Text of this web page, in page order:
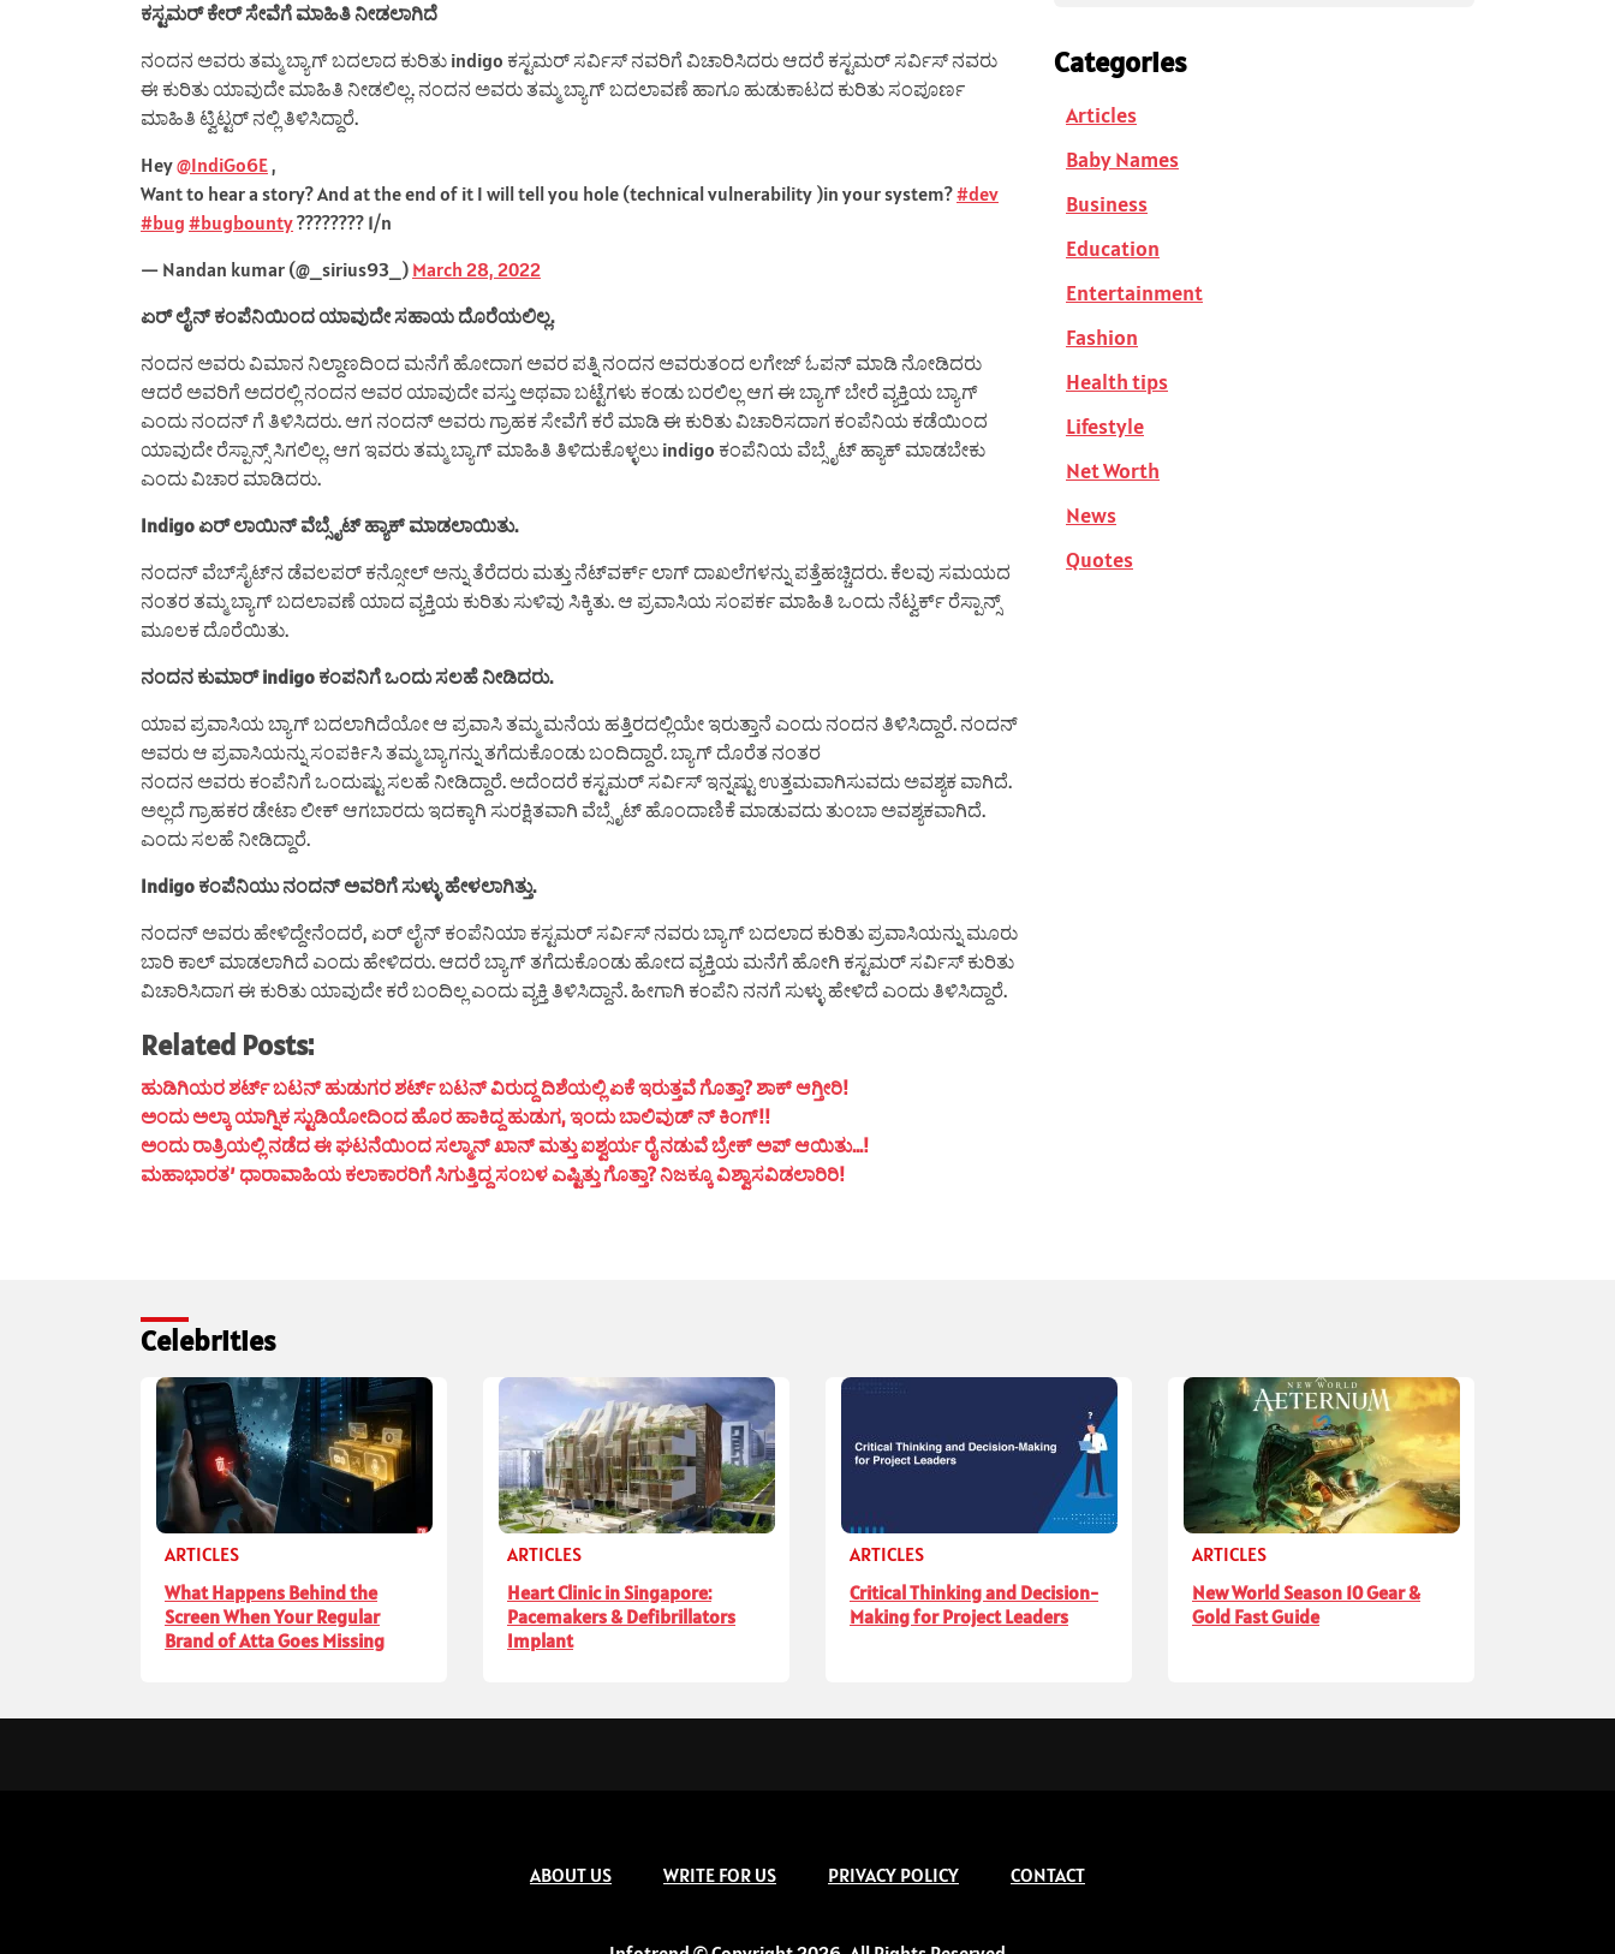
ಕಸ್ಟಮರ್ ಕೇರ್ ಸೇವೆಗೆ ಮಾಹಿತಿ ನೀಡಲಾಗಿದೆ
ನಂದನ ಅವರು ತಮ್ಮ ಬ್ಯಾಗ್ ಬದಲಾದ ಕುರಿತು indigo ಕಸ್ಟಮರ್ ಸರ್ವಿಸ್ ನವರಿಗೆ ವಿಚಾರಿಸಿದರು ಆದರೆ ಕಸ್ಟಮರ್ ಸರ್ವಿಸ್ ನವರು
ಈ ಕುರಿತು ಯಾವುದೇ ಮಾಹಿತಿ ನೀಡಲಿಲ್ಲ. ನಂದನ ಅವರು ತಮ್ಮ ಬ್ಯಾಗ್ ಬದಲಾವಣೆ ಹಾಗೂ ಹುಡುಕಾಟದ ಕುರಿತು ಸಂಪೂರ್ಣ
ಮಾಹಿತಿ ಟ್ವಿಟ್ಟರ್ ನಲ್ಲಿ ತಿಳಿಸಿದ್ದಾರೆ.
Hey@IndiGo6E,
Want to hear a story? And at the end of it I will tell you hole (technical vulnerability )in your system?#dev
#bug #bugbounty???????? 1/n
— Nandan kumar (@_sirius93_) March 28, 2022
ಏರ್ ಲೈನ್ ಕಂಪೆನಿಯಿಂದ ಯಾವುದೇ ಸಹಾಯ ದೊರೆಯಲಿಲ್ಲ.
ನಂದನ ಅವರು ವಿಮಾನ ನಿಲ್ದಾಣದಿಂದ ಮನೆಗೆ ಹೋದಾಗ ಅವರ ಪತ್ನಿ ನಂದನ ಅವರುತಂದ ಲಗೇಜ್ ಓಪನ್ ಮಾಡಿ ನೋಡಿದರು
ಆದರೆ ಅವರಿಗೆ ಅದರಲ್ಲಿ ನಂದನ ಅವರ ಯಾವುದೇ ವಸ್ತು ಅಥವಾ ಬಟ್ಟೆಗಳು ಕಂಡು ಬರಲಿಲ್ಲ ಆಗ ಈ ಬ್ಯಾಗ್ ಬೇರೆ ವ್ಯಕ್ತಿಯ ಬ್ಯಾಗ್
ಎಂದು ನಂದನ್ ಗೆ ತಿಳಿಸಿದರು. ಆಗ ನಂದನ್ ಅವರು ಗ್ರಾಹಕ ಸೇವೆಗೆ ಕರೆ ಮಾಡಿ ಈ ಕುರಿತು ವಿಚಾರಿಸದಾಗ ಕಂಪೆನಿಯ ಕಡೆಯಿಂದ
ಯಾವುದೇ ರೆಸ್ಪಾನ್ಸ್ ಸಿಗಲಿಲ್ಲ. ಆಗ ಇವರು ತಮ್ಮ ಬ್ಯಾಗ್ ಮಾಹಿತಿ ತಿಳಿದುಕೊಳ್ಳಲು indigo ಕಂಪೆನಿಯ ವೆಬ್ಸೈಟ್ ಹ್ಯಾಕ್ ಮಾಡಬೇಕು
ಎಂದು ವಿಚಾರ ಮಾಡಿದರು.
Indigo ಏರ್ ಲಾಯಿನ್ ವೆಬ್ಸೈಟ್ ಹ್ಯಾಕ್ ಮಾಡಲಾಯಿತು.
ನಂದನ್ ವೆಬ್‌ಸೈಟ್‌ನ ಡೆವಲಪರ್ ಕನ್ಸೋಲ್ ಅನ್ನು ತೆರೆದರು ಮತ್ತು ನೆಟ್‌ವರ್ಕ್ ಲಾಗ್ ದಾಖಲೆಗಳನ್ನು ಪತ್ತೆಹಚ್ಚಿದರು. ಕೆಲವು ಸಮಯದ
ನಂತರ ತಮ್ಮ ಬ್ಯಾಗ್ ಬದಲಾವಣೆ ಯಾದ ವ್ಯಕ್ತಿಯ ಕುರಿತು ಸುಳಿವು ಸಿಕ್ಕಿತು. ಆ ಪ್ರವಾಸಿಯ ಸಂಪರ್ಕ ಮಾಹಿತಿ ಒಂದು ನೆಟ್ವರ್ಕ್ ರೆಸ್ಪಾನ್ಸ್
ಮೂಲಕ ದೊರೆಯಿತು.
ನಂದನ ಕುಮಾರ್ indigo ಕಂಪನಿಗೆ ಒಂದು ಸಲಹೆ ನೀಡಿದರು.
ಯಾವ ಪ್ರವಾಸಿಯ ಬ್ಯಾಗ್ ಬದಲಾಗಿದೆಯೋ ಆ ಪ್ರವಾಸಿ ತಮ್ಮ ಮನೆಯ ಹತ್ತಿರದಲ್ಲಿಯೇ ಇರುತ್ತಾನೆ ಎಂದು ನಂದನ ತಿಳಿಸಿದ್ದಾರೆ. ನಂದನ್
ಅವರು ಆ ಪ್ರವಾಸಿಯನ್ನು ಸಂಪರ್ಕಿಸಿ ತಮ್ಮ ಬ್ಯಾಗನ್ನು ತಗೆದುಕೊಂಡು ಬಂದಿದ್ದಾರೆ. ಬ್ಯಾಗ್ ದೊರೆತ ನಂತರ
ನಂದನ ಅವರು ಕಂಪೆನಿಗೆ ಒಂದುಷ್ಟು ಸಲಹೆ ನೀಡಿದ್ದಾರೆ. ಅದೆಂದರೆ ಕಸ್ಟಮರ್ ಸರ್ವಿಸ್ ಇನ್ನಷ್ಟು ಉತ್ತಮವಾಗಿಸುವದು ಅವಶ್ಯಕ ವಾಗಿದೆ.
ಅಲ್ಲದೆ ಗ್ರಾಹಕರ ಡೇಟಾ ಲೀಕ್ ಆಗಬಾರದು ಇದಕ್ಕಾಗಿ ಸುರಕ್ಷಿತವಾಗಿ ವೆಬ್ಸೈಟ್ ಹೊಂದಾಣಿಕೆ ಮಾಡುವದು ತುಂಬಾ ಅವಶ್ಯಕವಾಗಿದೆ.
ಎಂದು ಸಲಹೆ ನೀಡಿದ್ದಾರೆ.
Indigo ಕಂಪೆನಿಯು ನಂದನ್ ಅವರಿಗೆ ಸುಳ್ಳು ಹೇಳಲಾಗಿತ್ತು.
ನಂದನ್ ಅವರು ಹೇಳಿದ್ದೇನೆಂದರೆ, ಏರ್ ಲೈನ್ ಕಂಪೆನಿಯಾ ಕಸ್ಟಮರ್ ಸರ್ವಿಸ್ ನವರು ಬ್ಯಾಗ್ ಬದಲಾದ ಕುರಿತು ಪ್ರವಾಸಿಯನ್ನು ಮೂರು
ಬಾರಿ ಕಾಲ್ ಮಾಡಲಾಗಿದೆ ಎಂದು ಹೇಳಿದರು. ಆದರೆ ಬ್ಯಾಗ್ ತಗೆದುಕೊಂಡು ಹೋದ ವ್ಯಕ್ತಿಯ ಮನೆಗೆ ಹೋಗಿ ಕಸ್ಟಮರ್ ಸರ್ವಿಸ್ ಕುರಿತು
ವಿಚಾರಿಸಿದಾಗ ಈ ಕುರಿತು ಯಾವುದೇ ಕರೆ ಬಂದಿಲ್ಲ ಎಂದು ವ್ಯಕ್ತಿ ತಿಳಿಸಿದ್ದಾನೆ. ಹೀಗಾಗಿ ಕಂಪೆನಿ ನನಗೆ ಸುಳ್ಳು ಹೇಳಿದೆ ಎಂದು ತಿಳಿಸಿದ್ದಾರೆ.
Related Posts:
ಹುಡಿಗಿಯರ ಶರ್ಟ್ ಬಟನ್ ಹುಡುಗರ ಶರ್ಟ್ ಬಟನ್ ವಿರುದ್ದ ದಿಶೆಯಲ್ಲಿ ಏಕೆ ಇರುತ್ತವೆ ಗೊತ್ತಾ? ಶಾಕ್ ಆಗ್ತೀರಿ!
ಅಂದು ಅಲ್ಕಾ ಯಾಗ್ನಿಕ ಸ್ಟುಡಿಯೋದಿಂದ ಹೊರ ಹಾಕಿದ್ದ ಹುಡುಗ, ಇಂದು ಬಾಲಿವುಡ್ ನ್ ಕಿಂಗ್!!
ಅಂದು ರಾತ್ರಿಯಲ್ಲಿ ನಡೆದ ಈ ಘಟನೆಯಿಂದ ಸಲ್ಮಾನ್ ಖಾನ್ ಮತ್ತು ಐಶ್ವರ್ಯ ರೈ ನಡುವೆ ಬ್ರೇಕ್ ಅಪ್ ಆಯಿತು…!
ಮಹಾಭಾರತ’ ಧಾರಾವಾಹಿಯ ಕಲಾಕಾರರಿಗೆ ಸಿಗುತ್ತಿದ್ದ ಸಂಬಳ ಎಷ್ಟಿತ್ತು ಗೊತ್ತಾ? ನಿಜಕ್ಕೂ ವಿಶ್ವಾಸವಿಡಲಾರಿರಿ!
Categories
Articles
Baby Names
Business
Education
Entertainment
Fashion
Health tips
Lifestyle
Net Worth
News
Quotes
Celebrities
ARTICLES
What Happens Behind the
Screen When Your Regular
Brand of Atta Goes Missing
ARTICLES
Heart Clinic in Singapore:
Pacemakers & Defibrillators
Implant
ARTICLES
Critical Thinking and Decision-
Making for Project Leaders
ARTICLES
New World Season 10 Gear &
Gold Fast Guide
ABOUT US WRITE FOR US PRIVACY POLICY CONTACT